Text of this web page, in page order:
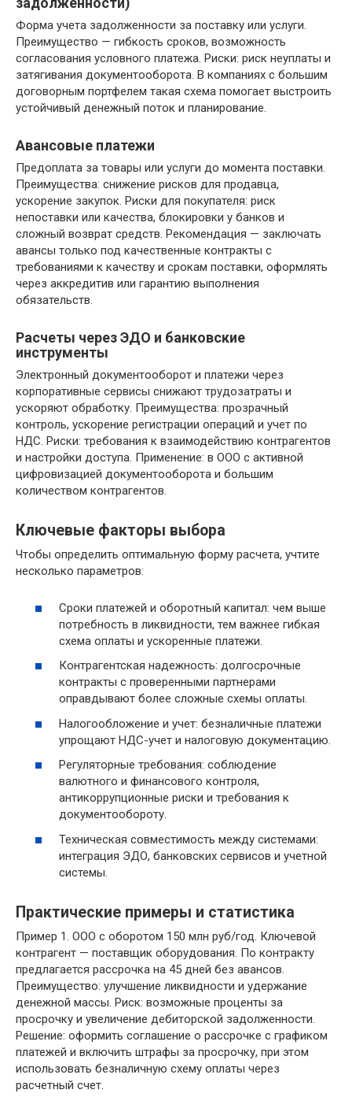
Форма учета задолженности за поставку или услуги.
Преимущество — гибкость сроков, возможность
согласования условного платежа. Риски: риск неуплаты и
затягивания документооборота. В компаниях с большим
договорным портфелем такая схема помогает выстроить
устойчивый денежный поток и планирование.
Авансовые платежи
Предоплата за товары или услуги до момента поставки.
Преимущества: снижение рисков для продавца,
ускорение закупок. Риски для покупателя: риск
непоставки или качества, блокировки у банков и
сложный возврат средств. Рекомендация — заключать
авансы только под качественные контракты с
требованиями к качеству и срокам поставки, оформлять
через аккредитив или гарантию выполнения
обязательств.
Расчеты через ЭДО и банковские
инструменты
Электронный документооборот и платежи через
корпоративные сервисы снижают трудозатраты и
ускоряют обработку. Преимущества: прозрачный
контроль, ускорение регистрации операций и учет по
НДС. Риски: требования к взаимодействию контрагентов
и настройки доступа. Применение: в ООО с активной
цифровизацией документооборота и большим
количеством контрагентов.
Ключевые факторы выбора
Чтобы определить оптимальную форму расчета, учтите
несколько параметров:
Сроки платежей и оборотный капитал: чем выше
потребность в ликвидности, тем важнее гибкая
схема оплаты и ускоренные платежи.
Контрагентская надежность: долгосрочные
контракты с проверенными партнерами
оправдывают более сложные схемы оплаты.
Налогообложение и учет: безналичные платежи
упрощают НДС-учет и налоговую документацию.
Регуляторные требования: соблюдение
валютного и финансового контроля,
антикоррупционные риски и требования к
документообороту.
Техническая совместимость между системами:
интеграция ЭДО, банковских сервисов и учетной
системы.
Практические примеры и статистика
Пример 1. ООО с оборотом 150 млн руб/год. Ключевой
контрагент — поставщик оборудования. По контракту
предлагается рассрочка на 45 дней без авансов.
Преимущество: улучшение ликвидности и удержание
денежной массы. Риск: возможные проценты за
просрочку и увеличение дебиторской задолженности.
Решение: оформить соглашение о рассрочке с графиком
платежей и включить штрафы за просрочку, при этом
использовать безналичную схему оплаты через
расчетный счет.